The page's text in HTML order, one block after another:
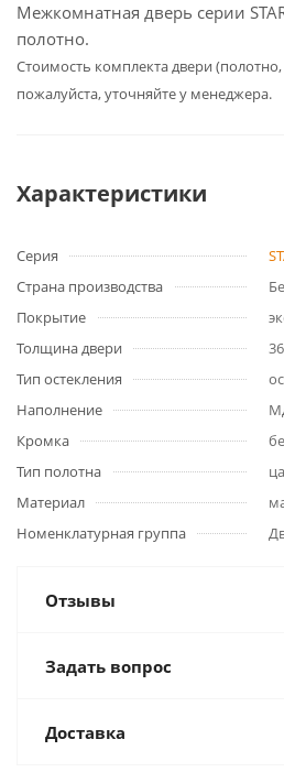
Межкомнатная дверь серии
полотно.
Cтоимость комплекта двери
пожалуйста, уточняйте у менеджера.
Характеристики
Серия
Страна производства
Покрытие
Толщина двери
Тип остекления
Наполнение
Кромка
Тип полотна
Материал
Номенклатурная группа
Отзывы
Задать вопрос
Доставка